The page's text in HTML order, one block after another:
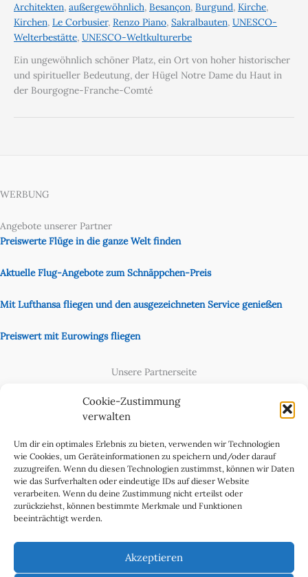
Cookie-Zustimmung
verwalten
Um dir ein optimales Erlebnis zu bieten, verwenden wir Technologien
wie Cookies, um Geräteinformationen zu speichern und/oder darauf
zuzugreifen. Wenn du diesen Technologien zustimmst, können wir Daten
wie das Surfverhalten oder eindeutige IDs auf dieser Website
verarbeiten. Wenn du deine Zustimmung nicht erteilst oder
zurückziehst, können bestimmte Merkmale und Funktionen
beeinträchtigt werden.
Akzeptieren
Architekten, außergewöhnlich, Besançon, Burgund, Kirche,
Kirchen, Le Corbusier, Renzo Piano, Sakralbauten, UNESCO-
Welterbestätte, UNESCO-Weltkulturerbe
Ein ungewöhnlich schöner Platz, ein Ort von hoher historischer
und spiritueller Bedeutung, der Hügel Notre Dame du Haut in
der Bourgogne-Franche-Comté
WERBUNG
Angebote unserer Partner
Preiswerte Flüge in die ganze Welt finden
Aktuelle Flug-Angebote zum Schnäppchen-Preis
Mit Lufthansa fliegen und den ausgezeichneten Service genießen
Preiswert mit Eurowings fliegen
Unsere Partnerseite
Cookie-Richtlinie (EU)
Datenschutzerklärung
Impressum & Kontakt